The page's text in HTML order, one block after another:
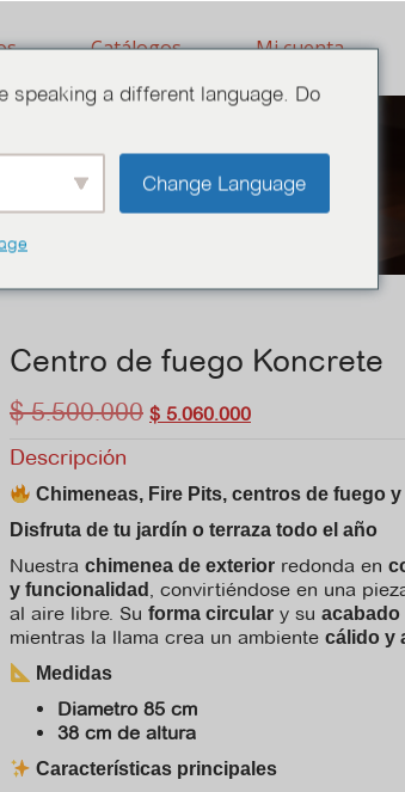
Catálogos Mi cuenta
y Calefacción exterior
Centro de fuego Koncrete
$5.500.000 $ 5.060.000
Descripción
Chimeneas, Fire Pits, centros de fuego
Disfruta de tu jardín o terraza todo el año
Nuestra chimenea de exterior redonda en
y funcionalidad , convirtiéndose en una
al aire libre. Su forma circular y su acabado
mientras la llama crea un ambiente cálido y
Medidas
Diametro 85 cm
38 cm de altura
Características principales
speaking a different language. Do
Change Language